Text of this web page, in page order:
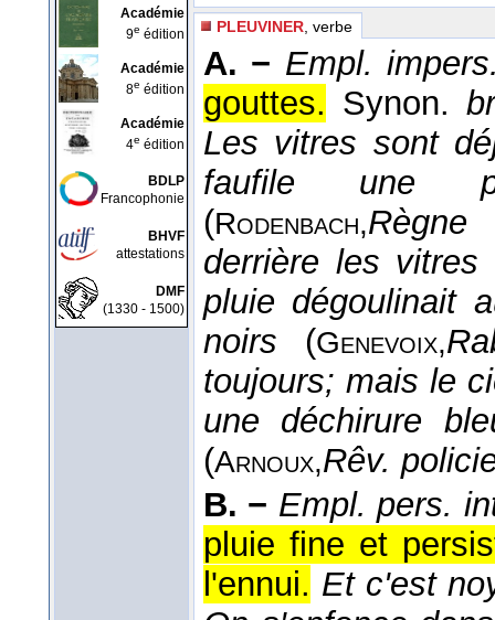
Académie
9e édition
Académie
8e édition
Académie
4e édition
BDLP
Francophonie
BHVF
attestations
DMF
(1330 - 1500)
PLEUVINER , verbe
A. − Empl.
gouttes. Synon.
Les vitres sont
faufile une
(Rodenbach,Règne
derrière les
pluie dégoulinait
noirs (Genevoix,
toujours; mais le
une déchirure
(Arnoux,Rêv.
B. − Empl. pers.
pluie fine et
l'ennui. Et c'est